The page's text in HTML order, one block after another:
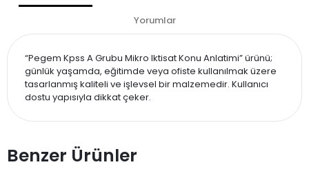
Yorumlar
“Pegem Kpss A Grubu Mikro Iktisat Konu Anlatimi” ürünü;
günlük yaşamda, eğitimde veya ofiste kullanılmak üzere
tasarlanmış kaliteli ve işlevsel bir malzemedir. Kullanıcı
dostu yapısıyla dikkat çeker.
Benzer Ürünler